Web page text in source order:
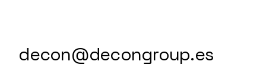
decon@decongroup.es